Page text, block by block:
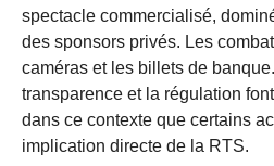
spectacle commercialisé,
des sponsors privés. Les
caméras et les billets de
transparence et la régulation
dans ce contexte que certains
implication directe de la RTS.